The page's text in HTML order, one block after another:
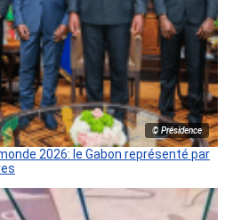
© Présidence
2026: le Gabon représenté par